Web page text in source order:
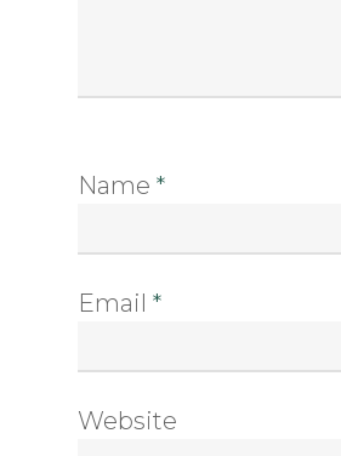
Name *
Email *
Website